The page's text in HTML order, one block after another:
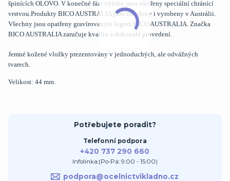
špinících OLOVO. V konečné fázi výroby jsou ošetřeny speciální chránící
vrstvou.Produkty BICO AUSTRALIA jsou navrženy i vyrobeny v Austrálii.
Všechny jsou opatřeny gravírovaným logem BICO AUSTRALIA. Značka
BICO AUSTRALIA zaručuje kvalitu a dokonalé provedení.
Jemné kožené vložky prezentovány v jednoduchých, ale odvážných
tvarech.
Velikost: 44 mm.
Potřebujete poradit?
Telefonní podpora
+420 737 290 660
Infolinka:(Po-Pá: 9:00 - 15:00)
podpora@ocelnictvikladno.cz